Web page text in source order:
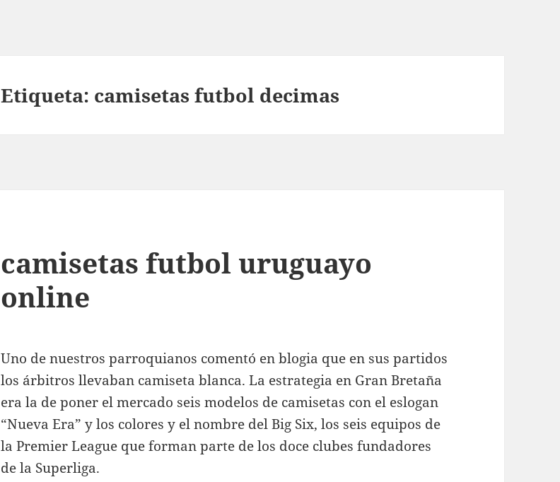
Etiqueta: camisetas futbol decimas
camisetas futbol uruguayo
online
Uno de nuestros parroquianos comentó en blogia que en sus partidos
los árbitros llevaban camiseta blanca. La estrategia en Gran Bretaña
era la de poner el mercado seis modelos de camisetas con el eslogan
“Nueva Era” y los colores y el nombre del Big Six, los seis equipos de
la Premier League que forman parte de los doce clubes fundadores
de la Superliga.